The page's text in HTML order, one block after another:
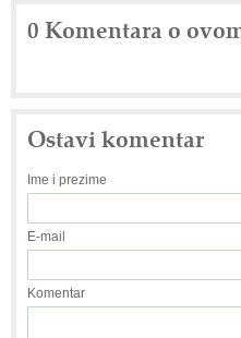
0 Komentara o
Ostavi komentar
Ime i prezime
E-mail
Komentar